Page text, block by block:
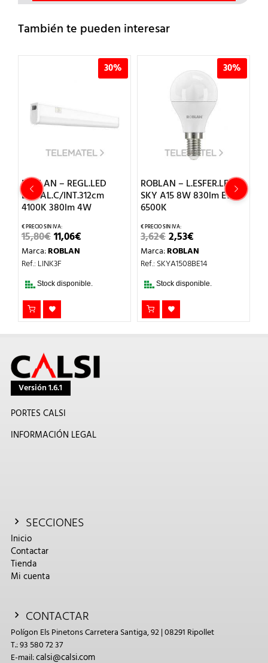
También te pueden interesar
30%
ROBLAN – REGL.LED
EMPAL.C/INT.312cm
4100K 380lm 4W
15,80€EL
PRECIO
ORIGINAL
ERA:
11,06€
Marca:ROBLAN
Ref.: LINK3F
Stock disponible.
30%
ROBLAN – L.ESFER.LED
SKY A15 8W 830lm E14
6500K
3,62€EL
PRECIO
ORIGINAL
ERA:
2,53€PRECIO
ACTUAL
ES:
Marca:ROBLAN
Ref.: SKYA1508BE14
Stock disponible.
Versión 1.6.1
PORTES CALSI
INFORMACIÓN LEGAL
SECCIONES
Inicio
Contactar
Tienda
Mi cuenta
CONTACTAR
Polígon Els Pinetons Carretera Santiga, 92 | 08291 Ripollet
T.: 93 580 72 37
E-mail:calsi@calsi.com